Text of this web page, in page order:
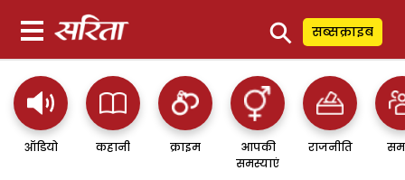
⚲ सब्सक्राइब
ऑडियो कहानी क्राइम
आपकी
समस्याएं
राजनीति